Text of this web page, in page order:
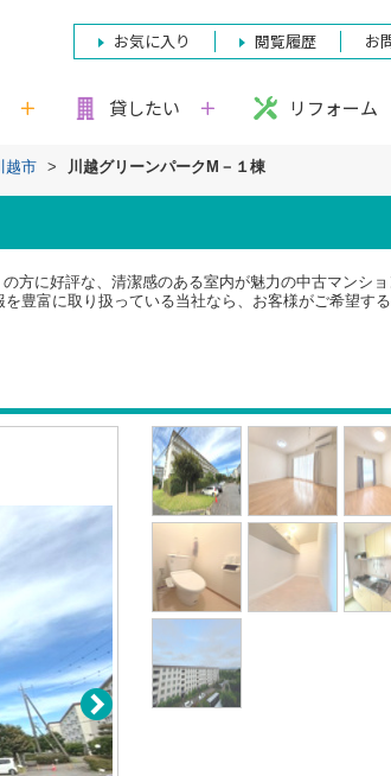
お気に入り 閲覧履歴 お
貸したい リフォーム
越市 > 川越グリーンパークM－１棟
方に好評な、清潔感のある室内が魅力の中古マンシ
豊富に取り扱っている当社なら、お客様がご希望す